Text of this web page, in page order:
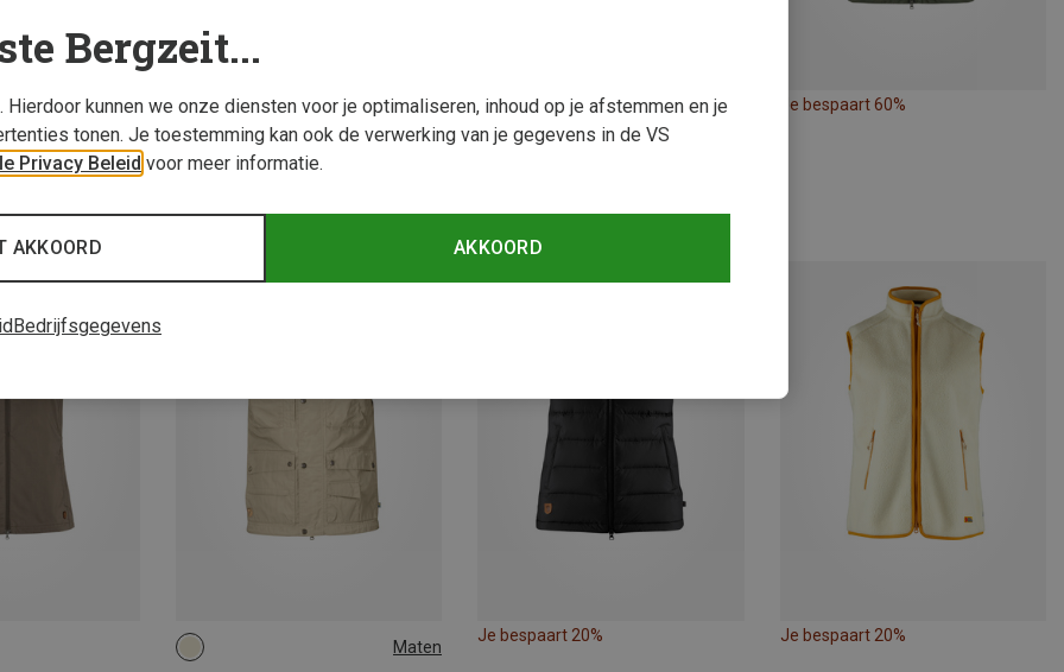
Maten
Fjällräven | Isolerende Bodywarmers
Dames Abisko Padded Bodywarmer
M L Maten
S M L XL
Je bespaart 19% Je bespaart 60%
Maten
L
Je bespaart 20% Je bespaart 20%
Bergzeit...
Hierdoor kunnen we onze diensten voor je optimaliseren, inhoud op je afstemmen en je
tonen. Je toestemming kan ook de verwerking van je gegevens in de VS
Privacy Beleid voor meer informatie.
AKKOORD
AKKOORD
Bedrijfsgegevens